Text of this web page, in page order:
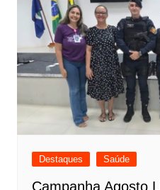
Destaques Saúde
Campanha Agosto